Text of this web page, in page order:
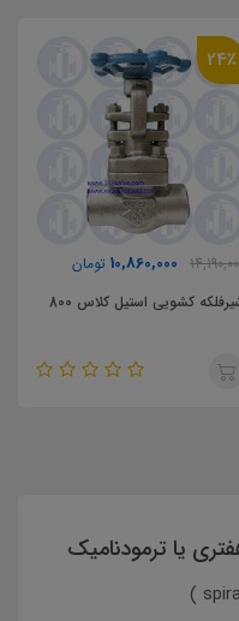
24٪
10,860,000 تومان
کشویی استیل کلاس 800
یا ترمودنامیک